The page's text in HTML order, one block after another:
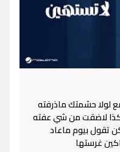
لولا حشمتك ماذرفته
لاضقت من شي عفته
تقول بيوم ماعاد
غرستها